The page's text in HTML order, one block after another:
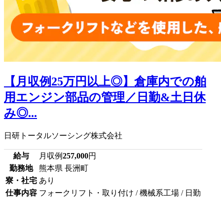
【月収例25万円以上◎】倉庫内での舶
用エンジン部品の管理／日勤&土日休
み◎...
日研トータルソーシング株式会社
給与 月収例257,000円
勤務地
熊本県 長洲町
寮・社宅 あり
仕事内容 フォークリフト・取り付け / 機械系工場 / 日勤